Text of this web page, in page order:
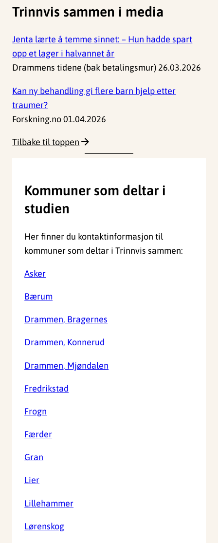
Trinnvis sammen i media
Jenta lærte å temme sinnet: – Hun hadde spart
opp et lager i halvannet år
Drammens tidene (bak betalingsmur) 26.03.2026
Kan ny behandling gi flere barn hjelp etter
traumer?
Forskning.no 01.04.2026
Tilbake til toppen
Kommuner som deltar i
studien
Her finner du kontaktinformasjon til
kommuner som deltar i Trinnvis sammen:
Asker
Bærum
Drammen, Bragernes
Drammen, Konnerud
Drammen, Mjøndalen
Fredrikstad
Frogn
Færder
Gran
Lier
Lillehammer
Lørenskog